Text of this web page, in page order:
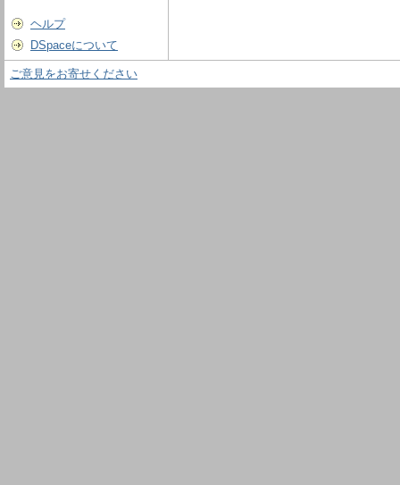
ヘルプ
DSpaceについて
ご意見をお寄せください